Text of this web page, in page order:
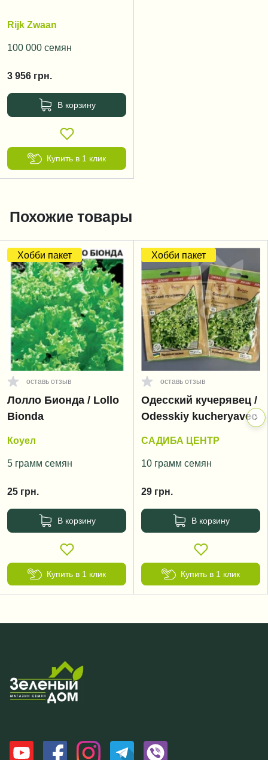
Rijk Zwaan
100 000 семян
3 956 грн.
В корзину
Купить в 1 клик
Похожие товары
Хобби пакет
оставь отзыв
Лолло Бионда / Lollo
Bionda
Коуел
5 грамм семян
25 грн.
В корзину
Купить в 1 клик
Хобби пакет
оставь отзыв
Одесский кучерявец /
Odesskiy kucheryavec
САДИБА ЦЕНТР
10 грамм семян
29 грн.
В корзину
Купить в 1 клик